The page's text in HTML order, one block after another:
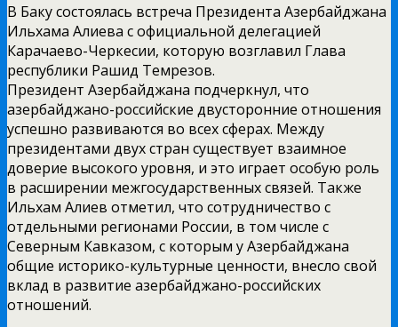
В Баку состоялась встреча Президента Азербайджана
Ильхама Алиева с официальной делегацией
Карачаево-Черкесии, которую возглавил Глава
республики Рашид Темрезов.
Президент Азербайджана подчеркнул, что
азербайджано-российские двусторонние отношения
успешно развиваются во всех сферах. Между
президентами двух стран существует взаимное
доверие высокого уровня, и это играет особую роль
в расширении межгосударственных связей. Также
Ильхам Алиев отметил, что сотрудничество с
отдельными регионами России, в том числе с
Северным Кавказом, с которым у Азербайджана
общие историко-культурные ценности, внесло свой
вклад в развитие азербайджано-российских
отношений.